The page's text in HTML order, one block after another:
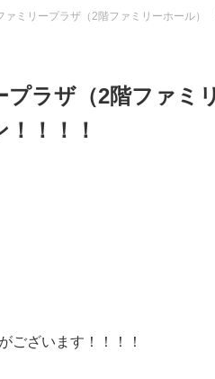
ァミリープラザ（2階ファミリーホール）
プラザ（2階ファ
！！！
ございます！！！！